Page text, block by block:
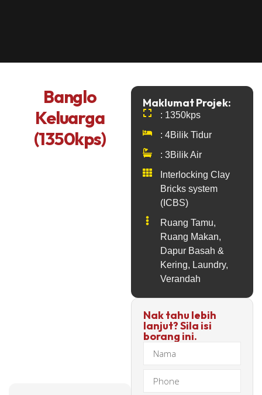
Banglo
Keluarga
(1350kps)
Maklumat Projek:
: 1350kps
: 4Bilik Tidur
: 3Bilik Air
Interlocking Clay
Bricks system
(ICBS)
Ruang Tamu,
Ruang Makan,
Dapur Basah &
Kering, Laundry,
Verandah
Nak tahu lebih
lanjut? Sila isi
borang ini.